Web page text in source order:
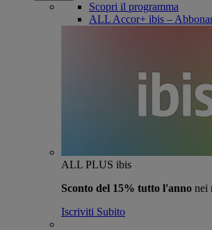
Scopri il programma
ALL Accor+ ibis –
ALL PLUS ibis
Sconto del 15% tutto l'anno nei
Iscriviti Subito